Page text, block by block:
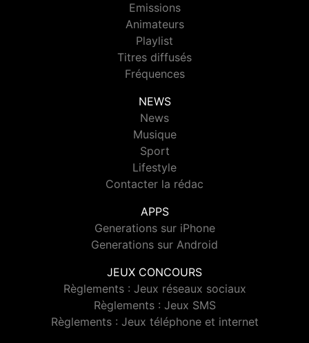
Emissions
Animateurs
Playlist
Titres diffusés
Fréquences
NEWS
News
Musique
Sport
Lifestyle
Contacter la rédac
APPS
Generations sur iPhone
Generations sur Android
JEUX CONCOURS
Règlements : Jeux réseaux sociaux
Règlements : Jeux SMS
Règlements : Jeux téléphone et internet